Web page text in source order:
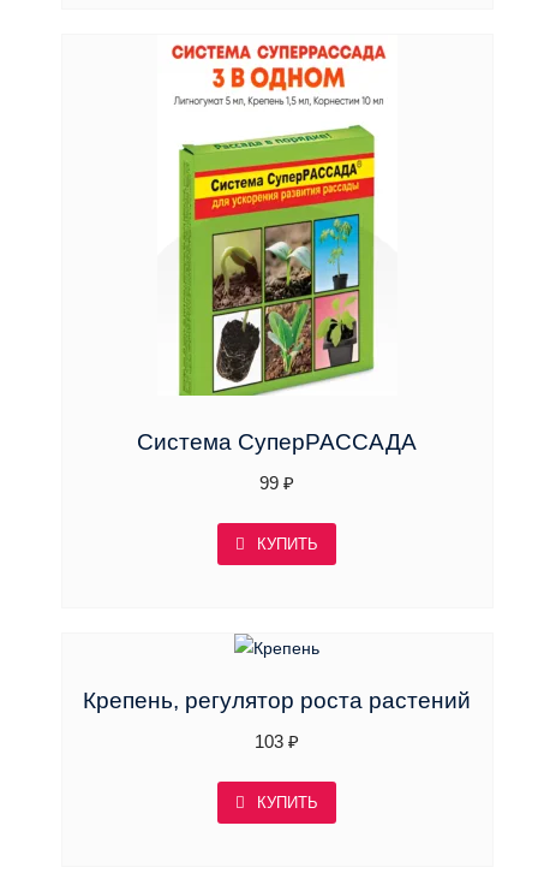
Система СуперРАССАДА
99₽
КУПИТЬ
Крепень, регулятор роста растений
103₽
КУПИТЬ